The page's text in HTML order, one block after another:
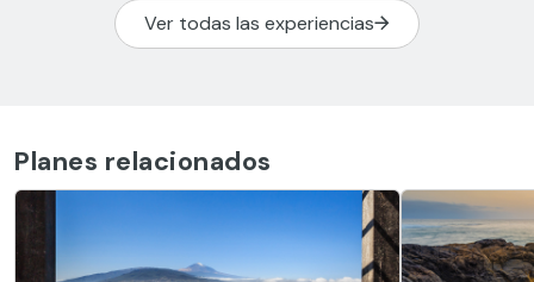
Ver todas las experiencias
Planes relacionados